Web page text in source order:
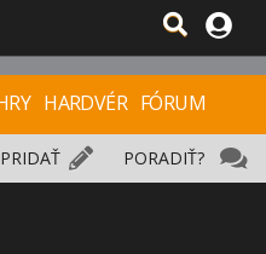
HARDVÉR FÓRUM
PORADIŤ?
PRIDAŤ